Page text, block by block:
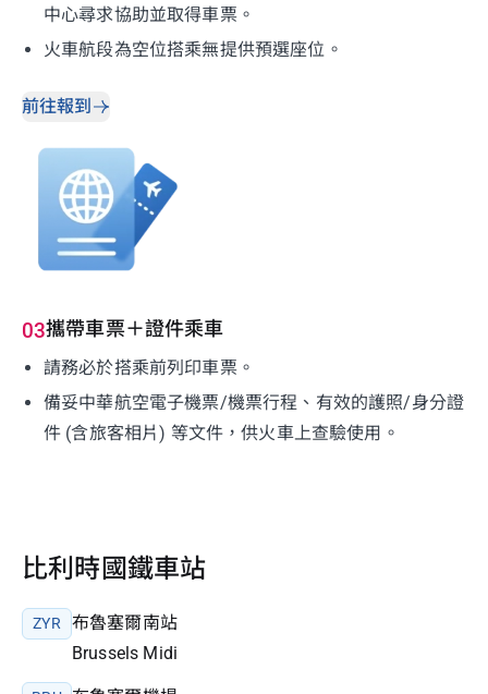
中心尋求協助並取得車票。
火車航段為空位搭乘無提供預選座位。
前往報到
03攜帶車票＋證件乘車
請務必於搭乘前列印車票。
備妥中華航空電子機票/機票行程、有效的護照/身分證
件 (含旅客相片) 等文件，供火車上查驗使用。
比利時國鐵車站
ZYR
布魯塞爾南站
Brussels Midi